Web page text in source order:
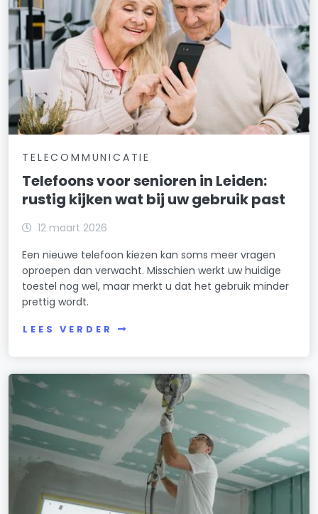
TELECOMMUNICATIE
Telefoons voor senioren in Leiden:
rustig kijken wat bij uw gebruik past
12 maart 2026
Een nieuwe telefoon kiezen kan soms meer vragen
oproepen dan verwacht. Misschien werkt uw huidige
toestel nog wel, maar merkt u dat het gebruik minder
prettig wordt.
LEES VERDER